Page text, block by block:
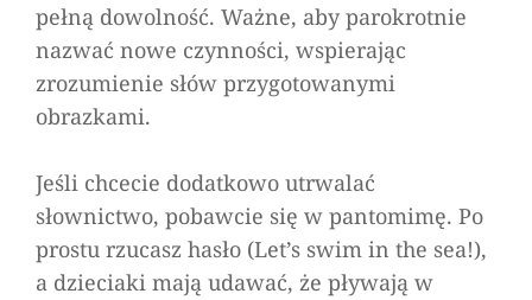
pełną dowolność. Ważne, aby parokrotnie
nazwać nowe czynności, wspierając
zrozumienie słów przygotowanymi
obrazkami.
Jeśli chcecie dodatkowo utrwalać
słownictwo, pobawcie się w pantomimę. Po
prostu rzucasz hasło (Let’s swim in the sea!),
a dzieciaki mają udawać, że pływają w